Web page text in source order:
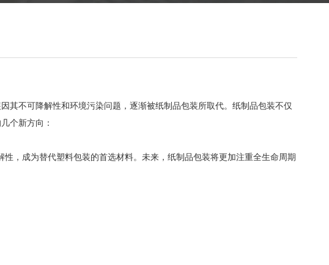
其不可降解性和环境污染问题，逐渐被纸制品包装所取代。纸制品包装不仅
个新方向：
，成为替代塑料包装的首选材料。未来，纸制品包装将更加注重全生命周期